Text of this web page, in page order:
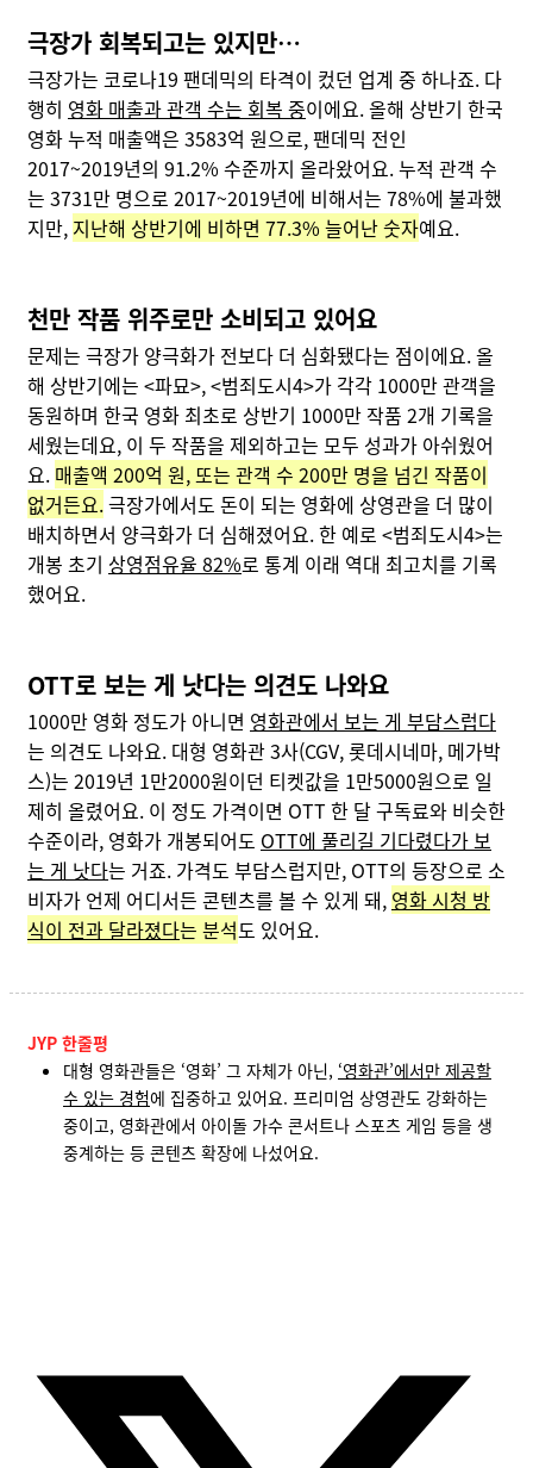
극장가 회복되고는 있지만…
극장가는 코로나19 팬데믹의 타격이 컸던 업계 중 하나죠. 다
행히 영화 매출과 관객 수는 회복 중이에요. 올해 상반기 한국
영화 누적 매출액은 3583억 원으로, 팬데믹 전인
2017~2019년의 91.2% 수준까지 올라왔어요. 누적 관객 수
는 3731만 명으로 2017~2019년에 비해서는 78%에 불과했
지만, 지난해 상반기에 비하면 77.3% 늘어난 숫자예요.
천만 작품 위주로만 소비되고 있어요
문제는 극장가 양극화가 전보다 더 심화됐다는 점이에요. 올
해 상반기에는 <파묘>, <범죄도시4>가 각각 1000만 관객을
동원하며 한국 영화 최초로 상반기 1000만 작품 2개 기록을
세웠는데요, 이 두 작품을 제외하고는 모두 성과가 아쉬웠어
요. 매출액 200억 원, 또는 관객 수 200만 명을 넘긴 작품이
없거든요.극장가에서도 돈이 되는 영화에 상영관을 더 많이
배치하면서 양극화가 더 심해졌어요. 한 예로 <범죄도시4>는
개봉 초기 상영점유율 82%로 통계 이래 역대 최고치를 기록
했어요.
OTT로 보는 게 낫다는 의견도 나와요
1000만 영화 정도가 아니면 영화관에서 보는 게 부담스럽다
는 의견도 나와요. 대형 영화관 3사(CGV, 롯데시네마, 메가박
스)는 2019년 1만2000원이던 티켓값을 1만5000원으로 일
제히 올렸어요. 이 정도 가격이면 OTT 한 달 구독료와 비슷한
수준이라, 영화가 개봉되어도 OTT에 풀리길 기다렸다가 보
는 게 낫다는 거죠. 가격도 부담스럽지만, OTT의 등장으로 소
비자가 언제 어디서든 콘텐츠를 볼 수 있게 돼, 영화 시청 방
식이 전과 달라졌다는 분석도 있어요.
JYP 한줄평
대형 영화관들은 ‘영화’ 그 자체가 아닌, ‘영화관’에서만 제공할
수 있는 경험에 집중하고 있어요. 프리미엄 상영관도 강화하는
중이고, 영화관에서 아이돌 가수 콘서트나 스포츠 게임 등을 생
중계하는 등 콘텐츠 확장에 나섰어요.